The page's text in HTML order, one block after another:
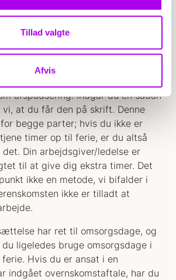
Tillad valgte
Afvis
ferielukket.
med ledelsen på
om, at du optjener ekstra timer i
en periode af praktikken for at
afspadsering. Indgår du en sådan
at du får den på skrift. Denne
begge parter; hvis du ikke er
timer op til ferie, er du altså
Din arbejdsgiver/ledelse er
til at give dig ekstra timer. Det
ikke en metode, vi bifalder i
ikke er tilladt at
har ret til omsorgsdage, og
ligeledes bruge omsorgsdage i
Hvis du er ansat i en
indgået overnskomstaftale, har du